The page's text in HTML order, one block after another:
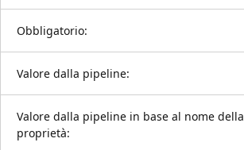
Obbligatorio:
Valore dalla pipeline:
Valore dalla pipeline in base al nome della
proprietà: